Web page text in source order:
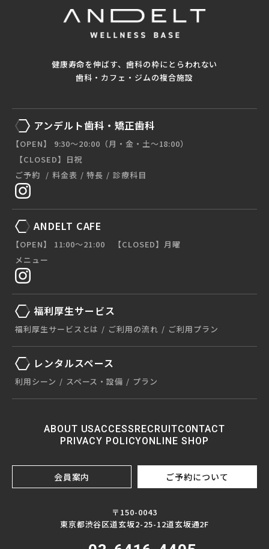
健康寿命を伸ばす、歯科の枠にとらわれない
歯科・カフェ・ジムの複合施設
アンデルト歯科・矯正歯科
【OPEN】 9:30〜20:00（月・金・土〜18:00）
【CLOSED】日祝
ご予約
料金表 特長 診療科目
ANDELT CAFE
【OPEN】 11:00〜21:00 【CLOSED】月曜
メニュー
福利厚生サービス
福利厚生サービスとは ご利用の流れ ご利用プラン
レンタルスペース
利用シーン スペース・設備 プラン
ABOUT USACCESS RECRUITCONTACT
PRIVACY POLICYONLINE SHOP
会員案内 ご予約について
〒150-0043
東京都渋谷区道玄坂2-25-12道玄坂通2F